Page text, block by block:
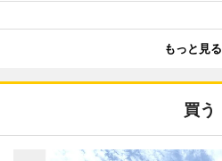
もっと見る
買う